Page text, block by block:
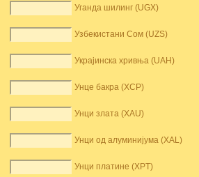
Уганда шилинг (UGX)
Узбекистани Сом (UZS)
Украјинска хривња (UAH)
Унце бакра (XCP)
Унци злата (XAU)
Унци од алуминијума (XAL)
Унци платине (XPT)